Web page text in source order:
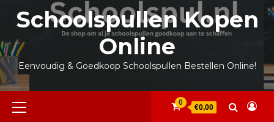
inhoud
Schoolspullen Kopen
Online
Eenvoudig & Goedkoop Schoolspullen Bestellen Online!
Primair
menu
0
€0,00